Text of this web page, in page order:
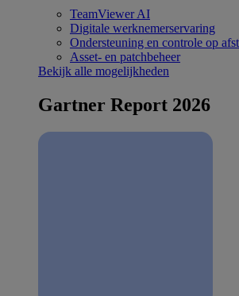
TeamViewer AI
Digitale werknemerservaring
Ondersteuning en controle op
Asset- en patchbeheer
Bekijk alle mogelijkheden
Gartner Report 2026